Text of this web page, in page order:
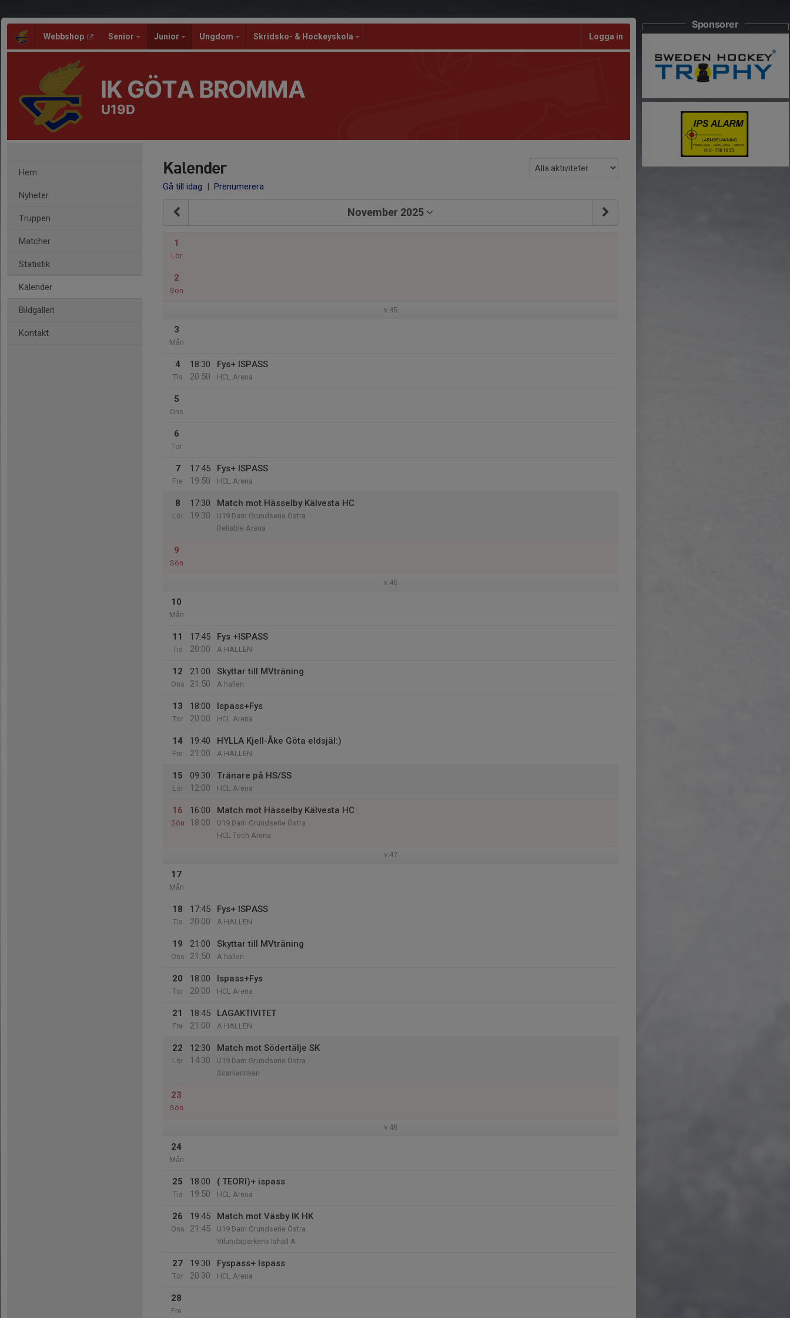
Webbshop Senior Junior Ungdom Skridsko- & Hockeyskola Logga in
IK GÖTA BROMMA
U19D
Hem
Nyheter
Truppen
Matcher
Statistik
Kalender
Bildgalleri
Kontakt
Kalender
Gå till idag | Prenumerera
November 2025
1
Lör
2
Sön
v.45
3
Mån
4
Tis
18:30
20:50
Fys+ ISPASS
HCL Arena
5
Ons
6
Tor
7
Fre
17:45
19:50
Fys+ ISPASS
HCL Arena
8
Lör
17:30
19:30
Match mot Hässelby Kälvesta HC
U19 Dam Grundserie Östra
Reliable Arena
9
Sön
v.46
10
Mån
11
Tis
17:45
20:00
Fys +ISPASS
A HALLEN
12
Ons
21:00
21:50
Skyttar till MVträning
A hallen
13
Tor
18:00
20:00
Ispass+Fys
HCL Arena
14
Fre
19:40
21:00
HYLLA Kjell-Åke Göta eldsjäl:)
A HALLEN
15
Lör
09:30
12:00
Tränare på HS/SS
HCL Arena
16
Sön
16:00
18:00
Match mot Hässelby Kälvesta HC
U19 Dam Grundserie Östra
HCL Tech Arena
v.47
17
Mån
18
Tis
17:45
20:00
Fys+ ISPASS
A HALLEN
19
Ons
21:00
21:50
Skyttar till MVträning
A hallen
20
Tor
18:00
20:00
Ispass+Fys
HCL Arena
21
Fre
18:45
21:00
LAGAKTIVITET
A HALLEN
22
Lör
12:30
14:30
Match mot Södertälje SK
U19 Dam Grundserie Östra
Scaniarinken
23
Sön
v.48
24
Mån
25
Tis
18:00
19:50
( TEORI)+ ispass
HCL Arena
26
Ons
19:45
21:45
Match mot Väsby IK HK
U19 Dam Grundserie Östra
Vilundaparkens Ishall A
27
Tor
19:30
20:30
Fyspass+ Ispass
HCL Arena
28
Fre
Sponsorer